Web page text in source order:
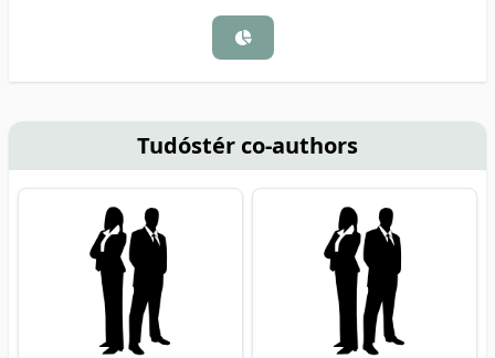
Tudóstér co-authors